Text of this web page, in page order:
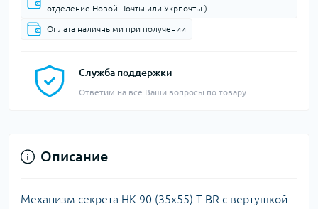
отделение Новой Почты или Укрпочты.)
Оплата наличными при получении
Служба поддержки
Ответим на все Ваши вопросы по товару
Описание
Механизм секрета HK 90 (35х55) T-BR с вертушкой